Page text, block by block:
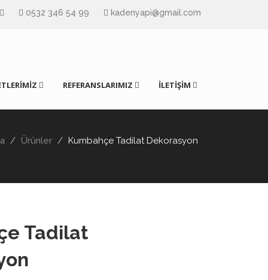
0532 346 54 99 kadenyapi@gmail.com
REFERANSLARIMIZ İLETİŞİM
Ürünler Kumbahçe Tadilat Dekorasyon
Tadilat